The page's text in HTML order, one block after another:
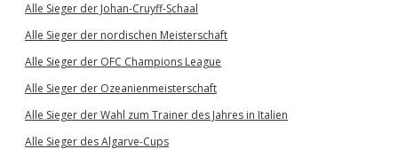
Alle Sieger der Johan-Cruyff-Schaal
Alle Sieger der nordischen Meisterschaft
Alle Sieger der OFC Champions League
Alle Sieger der Ozeanienmeisterschaft
Alle Sieger der Wahl zum Trainer des Jahres in Italien
Alle Sieger des Algarve-Cups